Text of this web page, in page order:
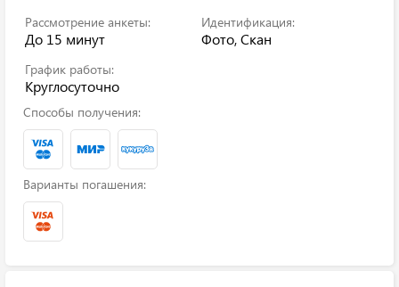
Рассмотрение анкеты:
До 15 минут
Идентификация:
Фото, Скан
График работы:
Круглосуточно
Способы получения:
Варианты погашения: